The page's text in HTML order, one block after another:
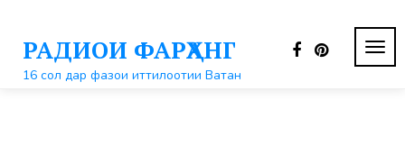
контентуРАДИОИ ФАРҲАНГ
16 сол дар фазои иттилоотии Ватан